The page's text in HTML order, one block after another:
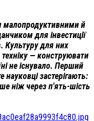
малопродуктивними й
для інвестиції
Культуру для них
— конструювати
не існувало. Перший
застерігають:
ніж через п'ять-шість